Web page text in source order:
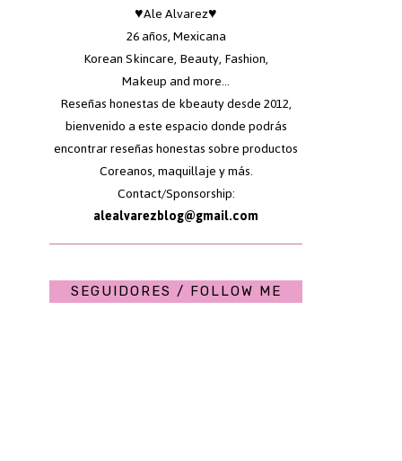
♥Ale Alvarez♥
26 años, Mexicana
Korean Skincare, Beauty, Fashion,
Makeup and more...
Reseñas honestas de kbeauty desde 2012,
bienvenido a este espacio donde podrás
encontrar reseñas honestas sobre productos
Coreanos, maquillaje y más.
Contact/Sponsorship:
alealvarezblog@gmail.com
SEGUIDORES / FOLLOW ME